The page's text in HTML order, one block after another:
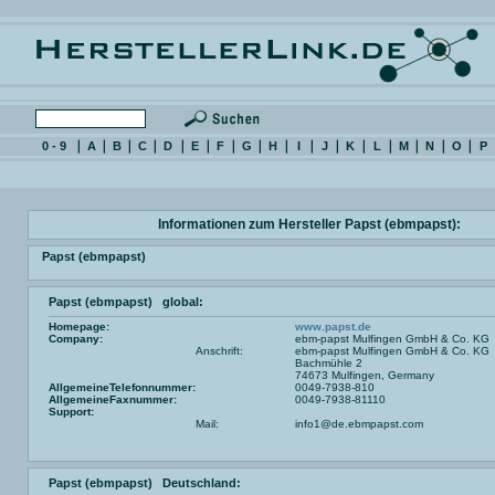
0 - 9 A B C D E F G H I J K L M N O P
Informationen zum Hersteller Papst (ebmpapst):
Papst (ebmpapst)
Papst (ebmpapst) global:
Homepage:
www.papst.de
Company:
ebm-papst Mulfingen GmbH & Co. KG
Anschrift:
ebm-papst Mulfingen GmbH & Co. KG
Bachmühle 2
74673 Mulfingen, Germany
AllgemeineTelefonnummer:
0049-7938-810
AllgemeineFaxnummer:
0049-7938-81110
Support:
Mail:
info1@de.ebmpapst.com
Papst (ebmpapst) Deutschland: